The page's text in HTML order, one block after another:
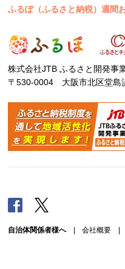
ふるぽ（ふるさと納税）週間
株式会社JTB ふるさと開発事
〒530-0004 大阪市北区堂島
Facebook
自治体関係者様へ| 会社概要